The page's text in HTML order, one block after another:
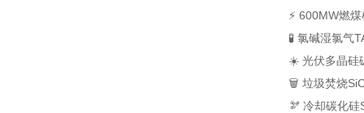
⚡ 600MW燃
🧪 氯碱湿氯气
☀️ 光伏多晶硅
🗑️ 垃圾焚烧
🫘 冷却碳化硅